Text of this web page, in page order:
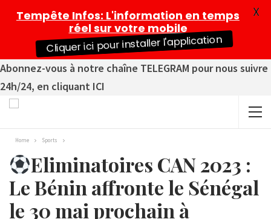
Abonnez-vous à notre chaîne TELEGRAM pour nous suivre
24h/24, en cliquant ICI
Home Sports
Eliminatoires CAN 2023 :
Le Bénin affronte le Sénégal
le 30 mai prochain à
Tempête Infos: L'information en temps
réel sur votre mobile
Cliquer ici pour installer l'application
X